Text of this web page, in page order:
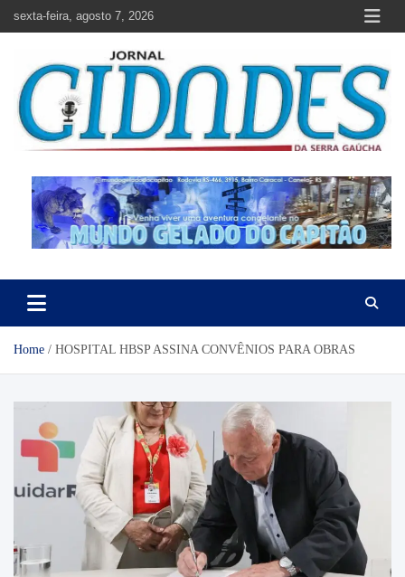
sexta-feira, agosto 7, 2026
Jornal Cidades da Serra Gaúcha
Home HOSPITAL HBSP ASSINA CONVÊNIOS PARA OBRAS